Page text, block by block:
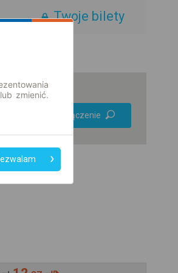
Twoje bilety
Znajdź połączenie
zmienić.